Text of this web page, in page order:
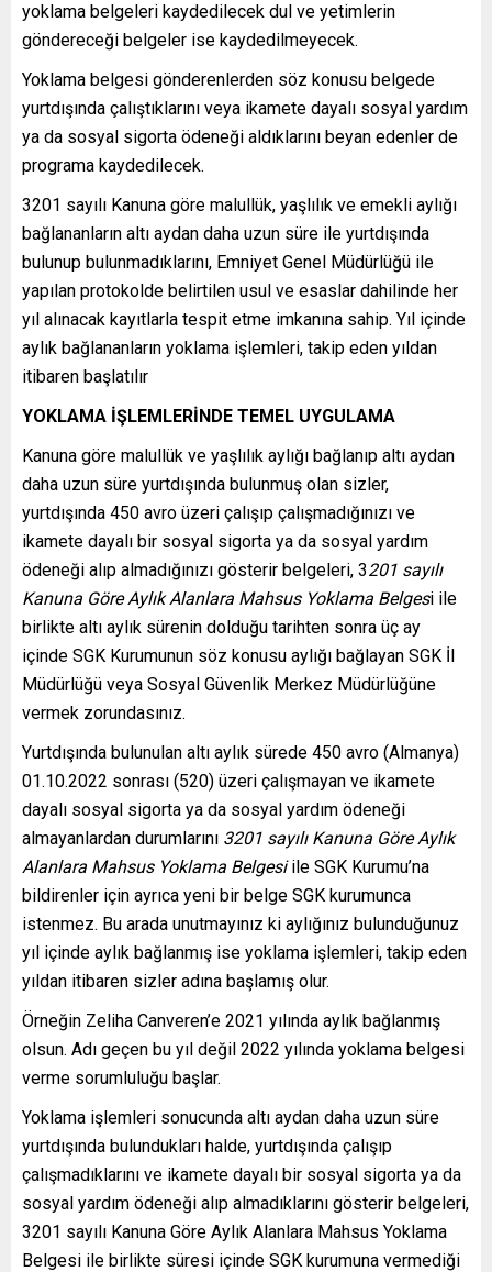
yoklama belgeleri kaydedilecek dul ve yetimlerin
göndereceği belgeler ise kaydedilmeyecek.
Yoklama belgesi gönderenlerden söz konusu belgede
yurtdışında çalıştıklarını veya ikamete dayalı sosyal yardım
ya da sosyal sigorta ödeneği aldıklarını beyan edenler de
programa kaydedilecek.
3201 sayılı Kanuna göre malullük, yaşlılık ve emekli aylığı
bağlananların altı aydan daha uzun süre ile yurtdışında
bulunup bulunmadıklarını, Emniyet Genel Müdürlüğü ile
yapılan protokolde belirtilen usul ve esaslar dahilinde her
yıl alınacak kayıtlarla tespit etme imkanına sahip. Yıl içinde
aylık bağlananların yoklama işlemleri, takip eden yıldan
itibaren başlatılır
YOKLAMA İŞLEMLERİNDE TEMEL UYGULAMA
Kanuna göre malullük ve yaşlılık aylığı bağlanıp altı aydan
daha uzun süre yurtdışında bulunmuş olan sizler,
yurtdışında 450 avro üzeri çalışıp çalışmadığınızı ve
ikamete dayalı bir sosyal sigorta ya da sosyal yardım
ödeneği alıp almadığınızı gösterir belgeleri, 3201 sayılı
Kanuna Göre Aylık Alanlara Mahsus Yoklama Belgesi ile
birlikte altı aylık sürenin dolduğu tarihten sonra üç ay
içinde SGK Kurumunun söz konusu aylığı bağlayan SGK İl
Müdürlüğü veya Sosyal Güvenlik Merkez Müdürlüğüne
vermek zorundasınız.
Yurtdışında bulunulan altı aylık sürede 450 avro (Almanya)
01.10.2022 sonrası (520) üzeri çalışmayan ve ikamete
dayalı sosyal sigorta ya da sosyal yardım ödeneği
almayanlardan durumlarını 3201 sayılı Kanuna Göre Aylık
Alanlara Mahsus Yoklama Belgesiile SGK Kurumu’na
bildirenler için ayrıca yeni bir belge SGK kurumunca
istenmez. Bu arada unutmayınız ki aylığınız bulunduğunuz
yıl içinde aylık bağlanmış ise yoklama işlemleri, takip eden
yıldan itibaren sizler adına başlamış olur.
Örneğin Zeliha Canveren’e 2021 yılında aylık bağlanmış
olsun. Adı geçen bu yıl değil 2022 yılında yoklama belgesi
verme sorumluluğu başlar.
Yoklama işlemleri sonucunda altı aydan daha uzun süre
yurtdışında bulundukları halde, yurtdışında çalışıp
çalışmadıklarını ve ikamete dayalı bir sosyal sigorta ya da
sosyal yardım ödeneği alıp almadıklarını gösterir belgeleri,
3201 sayılı Kanuna Göre Aylık Alanlara Mahsus Yoklama
Belgesi ile birlikte süresi içinde SGK kurumuna vermediği